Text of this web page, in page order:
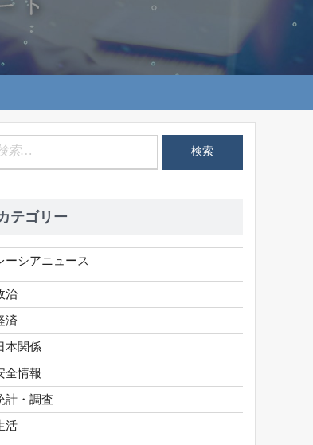
テゴリー
ーシアニュース
治
済
本関係
全情報
計・調査
活